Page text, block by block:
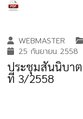
WEBMASTER
25 กันยายน 2558
ประชุมสันนิบาต
ที่ 3/2558